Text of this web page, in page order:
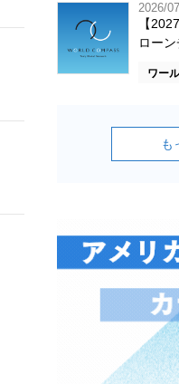
2026/
【
ロー
ワー
も